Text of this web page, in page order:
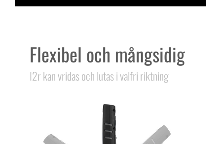
Flexibel och mångsidig
I2r kan vridas och lutas i valfri riktning